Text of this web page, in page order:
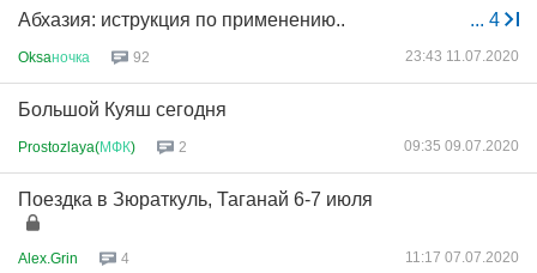
... 4
Абхазия: иструкция по применению..
Oksaночка 92 23:43 11.07.2020
Большой Куяш сегодня
Prostozlaya(МФК) 2 09:35 09.07.2020
Поездка в Зюраткуль, Таганай 6-7 июля
Alex.Grin 4 11:17 07.07.2020